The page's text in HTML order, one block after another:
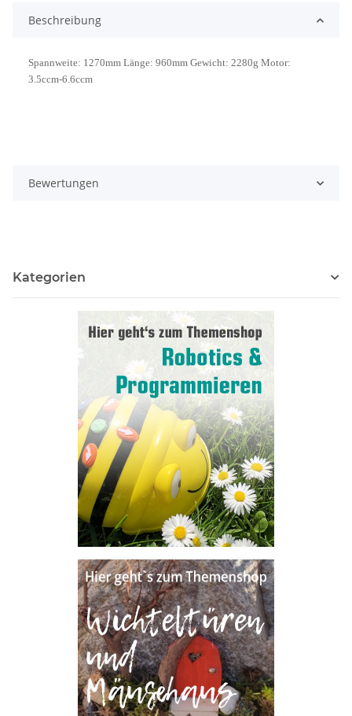
Beschreibung
Spannweite: 1270mm Länge: 960mm Gewicht: 2280g Motor:
3.5ccm-6.6ccm
Bewertungen
Kategorien